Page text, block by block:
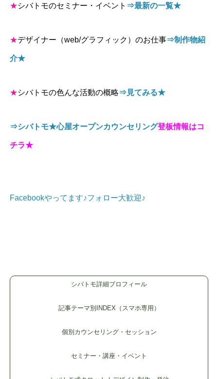
★シバトモのセミナー・イベント ⇒最新の一覧★
★デザイナー（web/グラフィック）のお仕事⇒制作物紹
介★
★シバトモの色んな活動の概略⇒見てみる★
⇒シバトモ★心屋オープンカウンセリング登板情報はコ
チラ★
Facebookやってます♪フォロー大歓迎♪
シバトモ詳細プロフィール
記事テーマ別INDEX（スマホ専用）
個別カウンセリング・セッション
セミナー・講座・イベント